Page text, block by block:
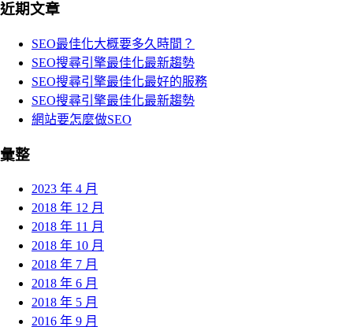
近期文章
SEO最佳化大概要多久時間？
SEO搜尋引擎最佳化最新趨勢
SEO搜尋引擎最佳化最好的服務
SEO搜尋引擎最佳化最新趨勢
網站要怎麼做SEO
彙整
2023 年 4 月
2018 年 12 月
2018 年 11 月
2018 年 10 月
2018 年 7 月
2018 年 6 月
2018 年 5 月
2016 年 9 月